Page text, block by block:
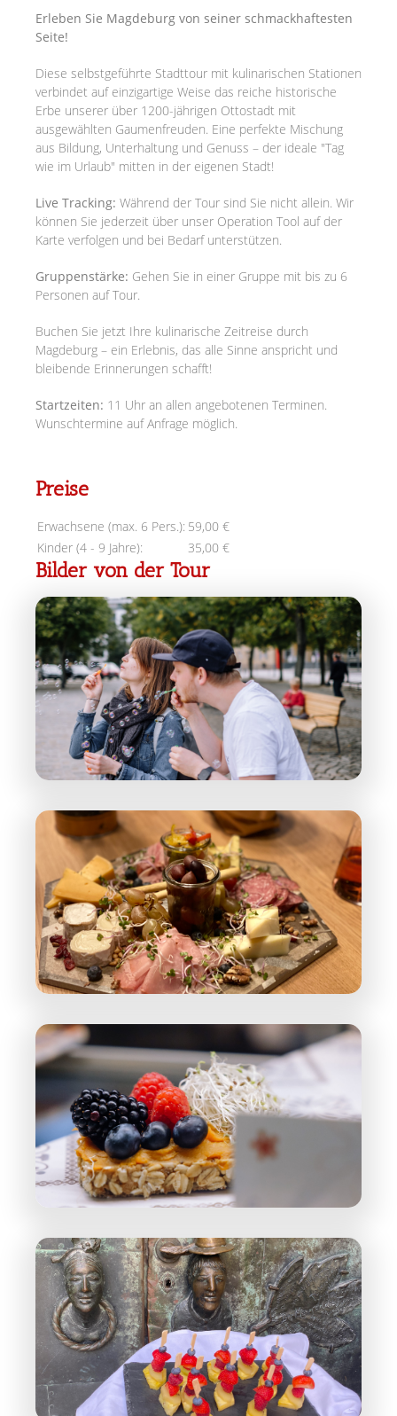
Erleben Sie Magdeburg von seiner schmackhaftesten
Seite!
Diese selbstgeführte Stadttour mit kulinarischen Stationen
verbindet auf einzigartige Weise das reiche historische
Erbe unserer über 1200-jährigen Ottostadt mit
ausgewählten Gaumenfreuden. Eine perfekte Mischung
aus Bildung, Unterhaltung und Genuss – der ideale "Tag
wie im Urlaub" mitten in der eigenen Stadt!
Live Tracking: Während der Tour sind Sie nicht allein. Wir
können Sie jederzeit über unser Operation Tool auf der
Karte verfolgen und bei Bedarf unterstützen.
Gruppenstärke: Gehen Sie in einer Gruppe mit bis zu 6
Personen auf Tour.
Buchen Sie jetzt Ihre kulinarische Zeitreise durch
Magdeburg – ein Erlebnis, das alle Sinne anspricht und
bleibende Erinnerungen schafft!
Startzeiten: 11 Uhr an allen angebotenen Terminen.
Wunschtermine auf Anfrage möglich.
Preise
Erwachsene (max. 6 Pers.): 59,00 €
Kinder (4 - 9 Jahre):
35,00 €
Bilder von der Tour